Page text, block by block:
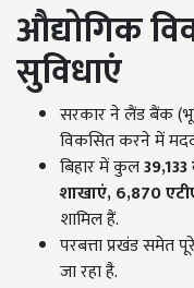
औद्योगिक
सुविधाएं
सरकार ने लैंड बैंक
विकसित करने में
बिहार में कुल39,133
शाखाएं, 6,870
शामिल हैं.
परबत्ता प्रखंड समेत
जा रहा है.